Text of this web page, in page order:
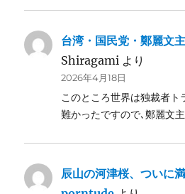
台湾・国民党・鄭麗文
Shiragami より
2026年4月18日
このところ世界は独裁者ト
難かったですので､鄭麗文
辰山の河津桜、ついに